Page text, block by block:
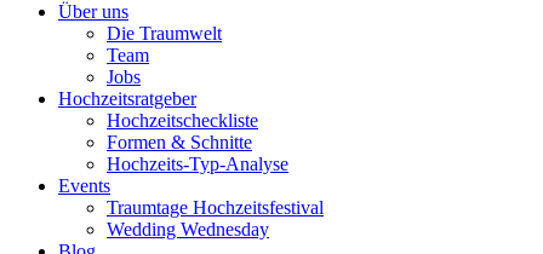
Über uns
Die Traumwelt
Team
Jobs
Hochzeitsratgeber
Hochzeitscheckliste
Formen & Schnitte
Hochzeits-Typ-Analyse
Events
Traumtage Hochzeitsfestival
Wedding Wednesday